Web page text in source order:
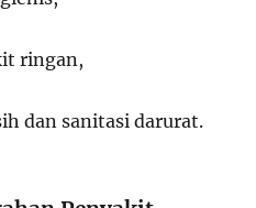
ringan,
dan sanitasi darurat.